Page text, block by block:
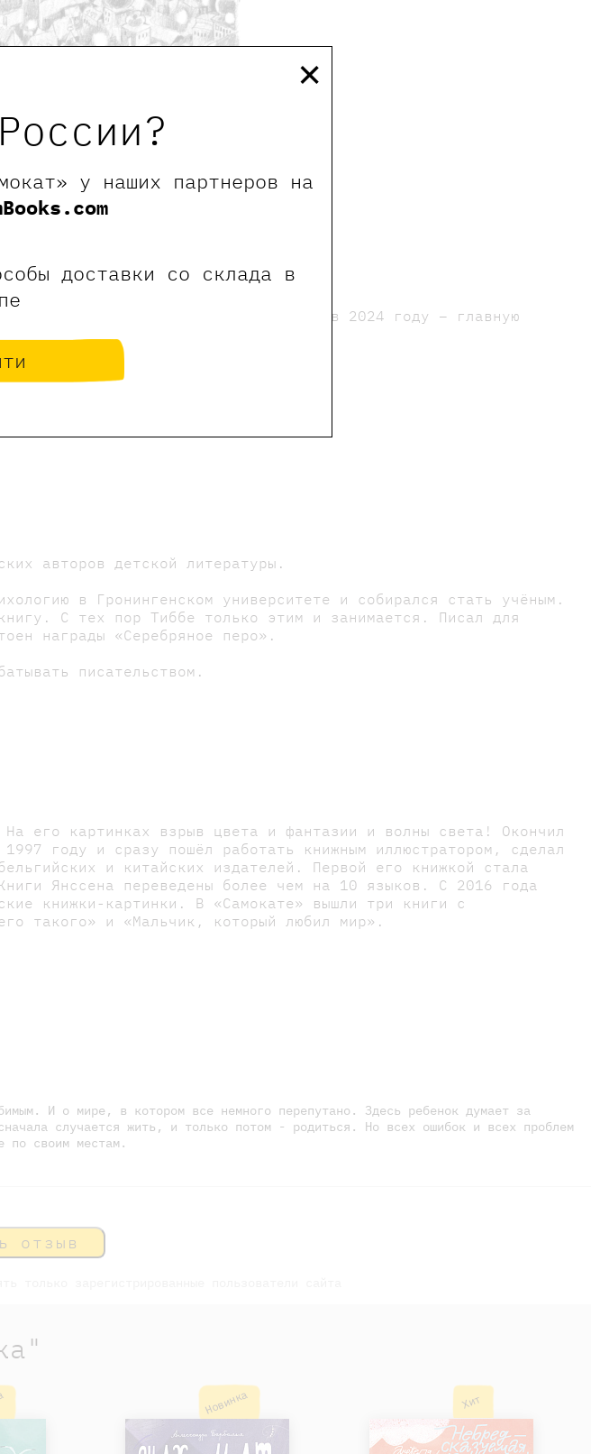
у наших партнеров на
доставки со склада в
×
премию Nienke van Hichtum, а в 2024 году – главную
Pieterse Prijs.
авторов детской литературы.
в Гронингенском университете и собирался стать учёным.
С тех пор Тиббе только этим и занимается. Писал для
награды «Серебряное перо».
писательством.
его картинках взрыв цвета и фантазии и волны света! Окончил
году и сразу пошёл работать книжным иллюстратором, сделал
и китайских издателей. Первой его книжкой стала
Янссена переведены более чем на 10 языков. С 2016 года
книжки-картинки. В «Самокате» вышли три книги с
такого» и «Мальчик, который любил мир».
И о мире, в котором все немного перепутано. Здесь ребенок думает за
случается жить, и только потом - родиться. Но всех ошибок и всех проблем
по своим местам.
отзыв
Новинка Хит